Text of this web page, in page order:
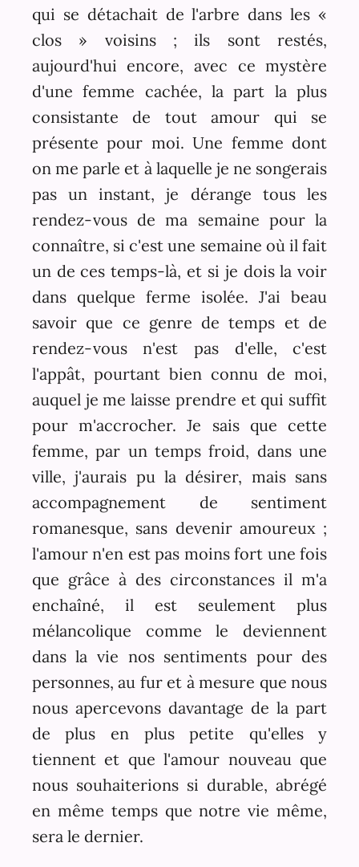
qui se détachait de l'arbre dans les «
clos » voisins ; ils sont restés,
aujourd'hui encore, avec ce mystère
d'une femme cachée, la part la plus
consistante de tout amour qui se
présente pour moi. Une femme dont
on me parle et à laquelle je ne songerais
pas un instant, je dérange tous les
rendez-vous de ma semaine pour la
connaître, si c'est une semaine où il fait
un de ces temps-là, et si je dois la voir
dans quelque ferme isolée. J'ai beau
savoir que ce genre de temps et de
rendez-vous n'est pas d'elle, c'est
l'appât, pourtant bien connu de moi,
auquel je me laisse prendre et qui suffit
pour m'accrocher. Je sais que cette
femme, par un temps froid, dans une
ville, j'aurais pu la désirer, mais sans
accompagnement de sentiment
romanesque, sans devenir amoureux ;
l'amour n'en est pas moins fort une fois
que grâce à des circonstances il m'a
enchaîné, il est seulement plus
mélancolique comme le deviennent
dans la vie nos sentiments pour des
personnes, au fur et à mesure que nous
nous apercevons davantage de la part
de plus en plus petite qu'elles y
tiennent et que l'amour nouveau que
nous souhaiterions si durable, abrégé
en même temps que notre vie même,
sera le dernier.